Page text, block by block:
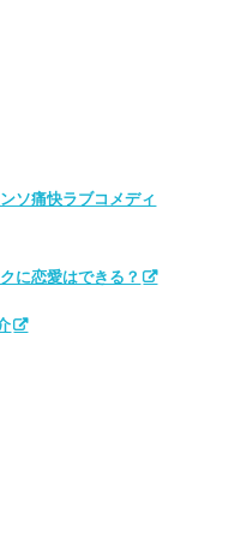
ソ痛快ラブコメディ
に恋愛はできる？